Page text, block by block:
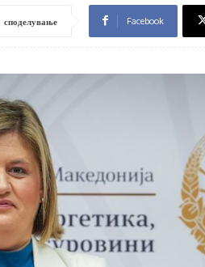
споделување Facebook